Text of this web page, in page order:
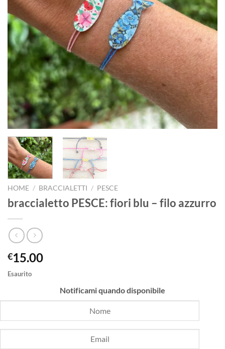
HOME / BRACCIALETTI / PESCE
braccialetto PESCE: fiori blu – filo azzurro
€15.00
Esaurito
Notificami quando disponibile